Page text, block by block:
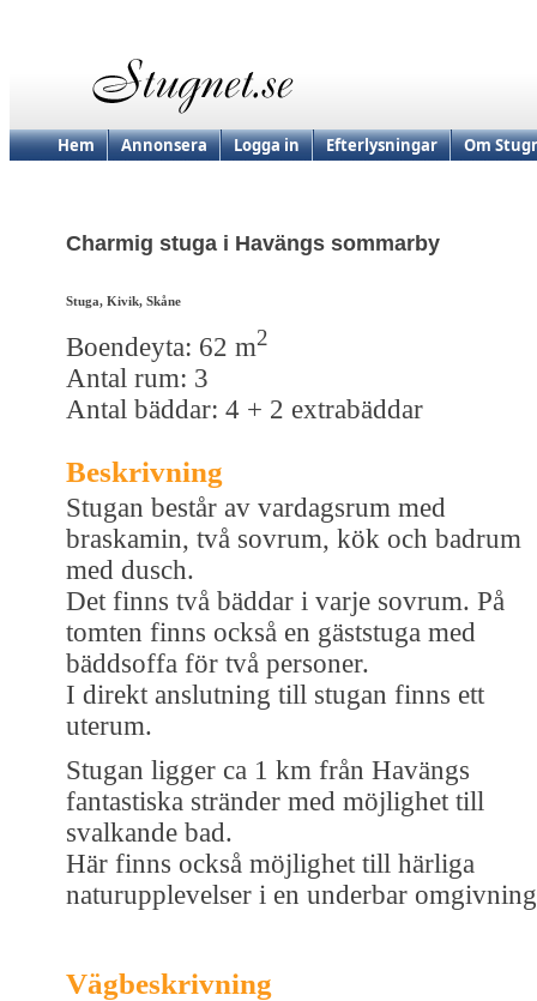
Hem Annonsera Logga in Efterlysningar Om
Charmig stuga i Havängs sommarby
Stuga, Kivik, Skåne
Boendeyta: 62 m2
Antal rum: 3
Antal bäddar: 4 + 2 extrabäddar
Beskrivning
Stugan består av vardagsrum med
braskamin, två sovrum, kök och badrum
med dusch.
Det finns två bäddar i varje sovrum. På
tomten finns också en gäststuga med
bäddsoffa för två personer.
I direkt anslutning till stugan finns ett
uterum.
Stugan ligger ca 1 km från Havängs
fantastiska stränder med möjlighet till
svalkande bad.
Här finns också möjlighet till härliga
naturupplevelser i en underbar
Vägbeskrivning